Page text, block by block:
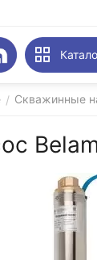
/ Скважинные